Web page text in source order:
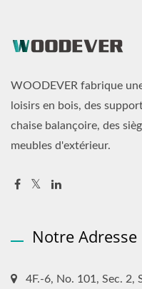
WOODEVER fabrique
loisirs en bois, des
chaise balançoire, des
meubles d'extérieur.
Notre Adresse
4F.-6, No. 101, Sec. 2,